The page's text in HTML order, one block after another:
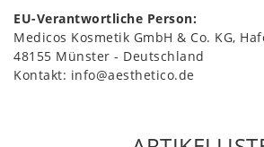
EU-Verantwortliche Person:
Medicos Kosmetik GmbH & Co. KG
48155 Münster
Deutschland
Kontakt: info@aesthetico.de